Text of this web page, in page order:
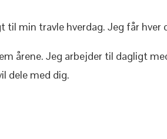
min travle hverdag. Jeg får
årene. Jeg arbejder til dagligt
dele med dig.